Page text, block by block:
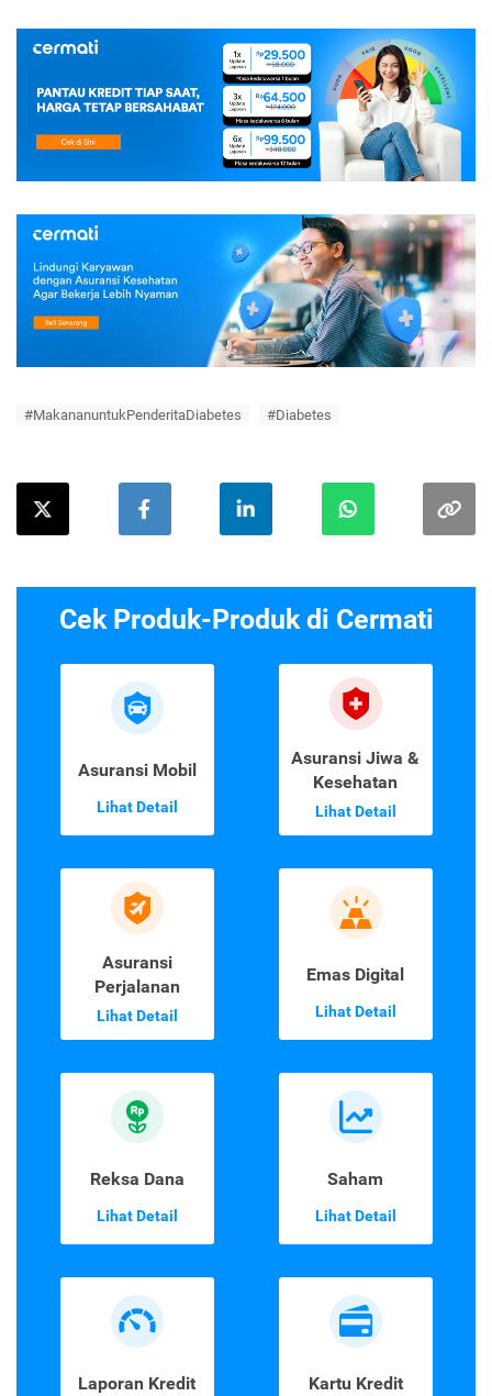
#MakananuntukPenderitaDiabetes #Diabetes
Cek Produk-Produk di Cermati
Asuransi Mobil
Lihat Detail
Asuransi Jiwa &
Kesehatan
Lihat Detail
Asuransi
Perjalanan
Lihat Detail
Emas Digital
Lihat Detail
Reksa Dana
Lihat Detail
Saham
Lihat Detail
Laporan Kredit Kartu Kredit